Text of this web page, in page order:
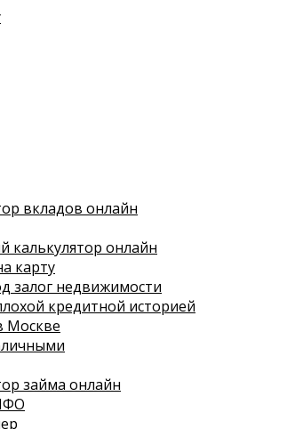
вкладов онлайн
калькулятор онлайн
карту
залог недвижимости
кредитной историей
Москве
займа онлайн